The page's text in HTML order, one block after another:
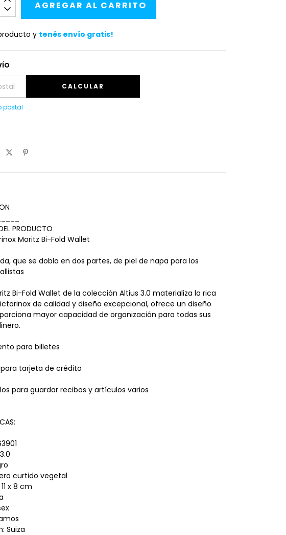
y tenés envío gratis!
CALCULAR
postal
PRODUCTO
Moritz Bi-Fold Wallet
que se dobla en dos partes, de piel de napa para los
Bi-Fold Wallet de la colección Altius 3.0 materializa la rica
de calidad y diseño excepcional, ofrece un diseño
mayor capacidad de organización para todas sus
para billetes
para tarjeta de crédito
para guardar recibos y artículos varios
curtido vegetal
x 8 cm
Suiza